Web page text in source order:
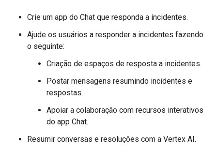
Crie um app do Chat que responda a incidentes.
Ajude os usuários a responder a incidentes fazendo
o seguinte:
Criação de espaços de resposta a incidentes.
Postar mensagens resumindo incidentes e
respostas.
Apoiar a colaboração com recursos interativos
do app Chat.
Resumir conversas e resoluções com a Vertex AI.